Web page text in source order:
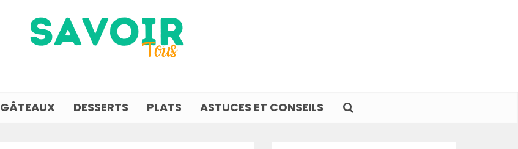
GÂTEAUX DESSERTS PLATS ASTUCES ET CONSEILS